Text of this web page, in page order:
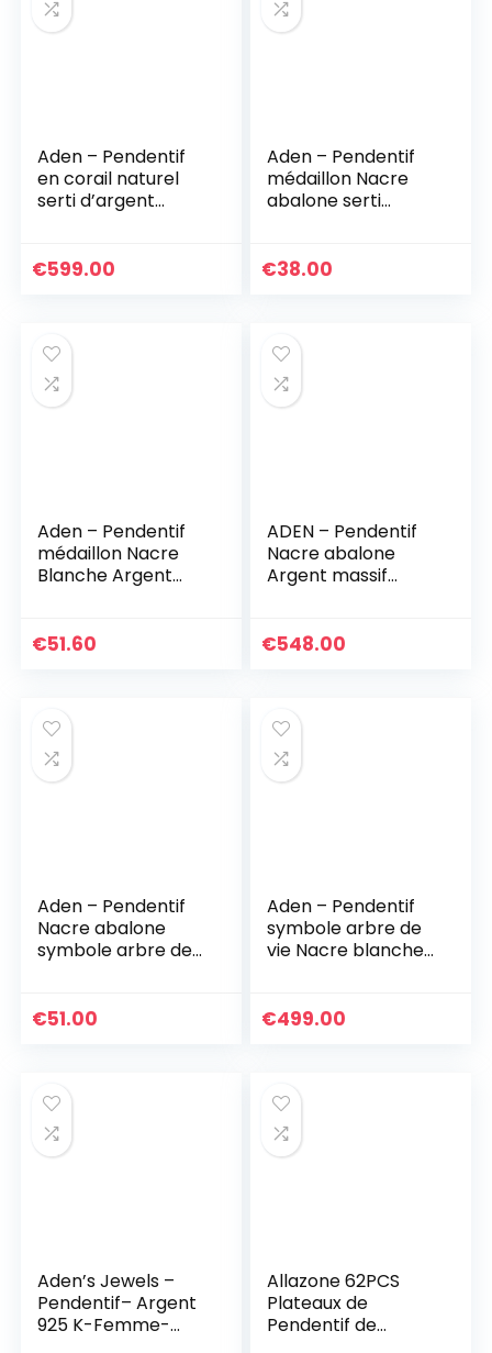
Aden – Pendentif
en corail naturel
serti d’argent
€599.00
Aden – Pendentif
médaillon Nacre
abalone serti
€38.00
Aden – Pendentif
médaillon Nacre
Blanche Argent
€51.60
ADEN – Pendentif
Nacre abalone
Argent massif
€548.00
Aden – Pendentif
Nacre abalone
symbole arbre de
€51.00
Aden – Pendentif
symbole arbre de
vie Nacre blanche
€499.00
Aden’s Jewels –
Pendentif– Argent
925 K-Femme-
Allazone 62PCS
Plateaux de
Pendentif de